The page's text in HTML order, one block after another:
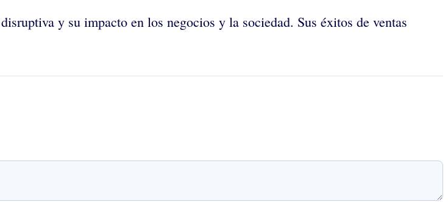
y su impacto en los negocios y la sociedad. Sus éxitos de ventas